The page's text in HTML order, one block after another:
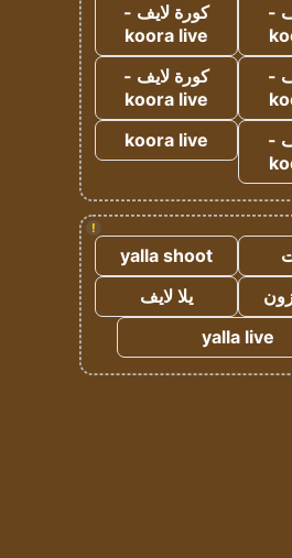
-
كورة لايف -
koora live
-
كورة لايف -
koora live
-
koora live
!
yalla shoot
يلا لايف
yalla live